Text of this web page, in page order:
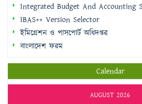
Integrated Budget And Accounting
IBAS++ Version Selector
ইমিগ্রেশন ও পাসপোর্ট অধিদপ্তর
বাংলাদেশ ফরম
Calendar
AUGUST 2026